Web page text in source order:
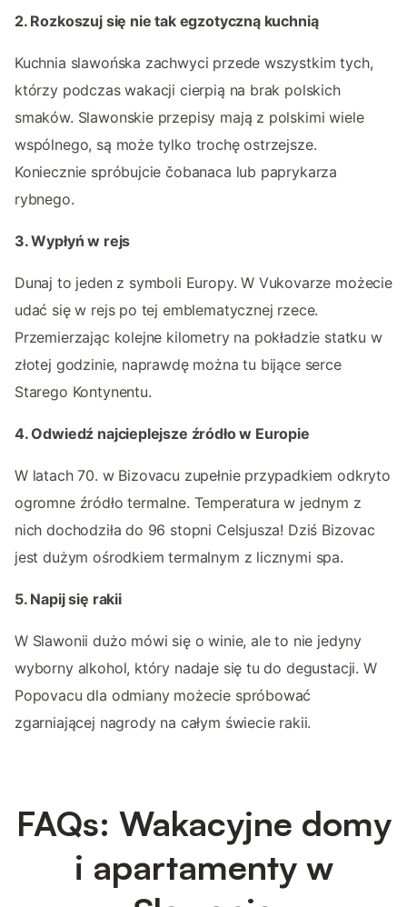
2. Rozkoszuj się nie tak egzotyczną kuchnią
Kuchnia slawońska zachwyci przede wszystkim tych,
którzy podczas wakacji cierpią na brak polskich
smaków. Slawonskie przepisy mają z polskimi wiele
wspólnego, są może tylko trochę ostrzejsze.
Koniecznie spróbujcie čobanaca lub paprykarza
rybnego.
3. Wypłyń w rejs
Dunaj to jeden z symboli Europy. W Vukovarze możecie
udać się w rejs po tej emblematycznej rzece.
Przemierzając kolejne kilometry na pokładzie statku w
złotej godzinie, naprawdę można tu bijące serce
Starego Kontynentu.
4. Odwiedź najcieplejsze źródło w Europie
W latach 70. w Bizovacu zupełnie przypadkiem odkryto
ogromne źródło termalne. Temperatura w jednym z
nich dochodziła do 96 stopni Celsjusza! Dziś Bizovac
jest dużym ośrodkiem termalnym z licznymi spa.
5. Napij się rakii
W Slawonii dużo mówi się o winie, ale to nie jedyny
wyborny alkohol, który nadaje się tu do degustacji. W
Popovacu dla odmiany możecie spróbować
zgarniającej nagrody na całym świecie rakii.
FAQs: Wakacyjne domy
i apartamenty w